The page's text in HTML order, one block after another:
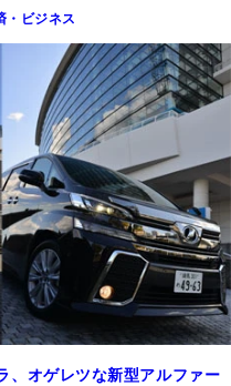
・ビジネス
、オゲレツな新型アルファー